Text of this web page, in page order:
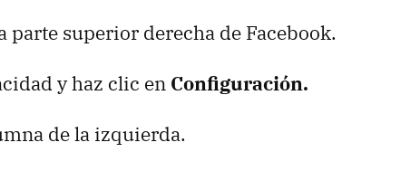
parte superior derecha de Facebook.
y haz clic en Configuración.
de la izquierda.